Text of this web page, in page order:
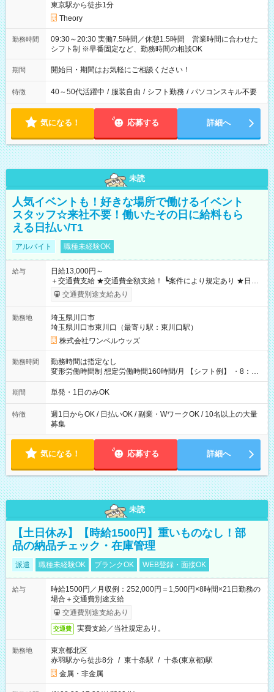
東京駅から徒歩1分
Theory
勤務時間
09:30～20:30 実働7.5時間／休憩1.5時間 営業時間に合わせた
シフト制 ※早番固定など、勤務時間の相談OK
期間 開始日・期間はお気軽にご相談ください！
特徴 40～50代活躍中 / 服装自由 / シフト勤務 / パソコンスキル不要
気になる！ 応募する 詳細へ
未読
人気イベントも！好きな場所で働けるイベント
スタッフ☆来社不要！働いたその日に給料もら
える日払い/T1
アルバイト 職種未経験OK
給与
日給13,000円～
＋交通費支給 ★交通費全額支給！ ┗案件により規定あり ★日払
いOK！（規定あり） ┗働いたその日に現金GET♪ お仕事後はコ
ンビニATMから 日払い分を引き落とせます！ 【試用期間】試
交通費別途支給あり
勤務地
埼玉県川口市
埼玉県川口市東川口（最寄り駅：東川口駅）
株式会社ワンベルウッズ
勤務時間
勤務時間は指定なし
変形労働時間制 想定労働時間160時間/月 【シフト例】 ・8：00
～21：00
期間 単発・1日のみOK
特徴
週1日からOK / 日払いOK / 副業・WワークOK / 10名以上の大量
募集
気になる！ 応募する 詳細へ
未読
【土日休み】【時給1500円】重いものなし！部
品の納品チェック・在庫管理
派遣 職種未経験OK ブランクOK WEB登録・面接OK
給与
時給1500円／月収例：252,000円＝1,500円×8時間×21日勤務の
場合＋交通費別途支給
交通費別途支給あり
交通費 実費支給／当社規定あり。
勤務地
東京都北区
赤羽駅から徒歩8分 / 東十条駅 / 十条(東京都)駅
金属・非金属